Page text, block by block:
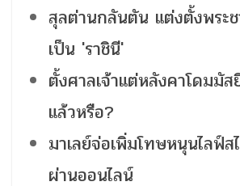
สุลต่านกลันตัน แต่งตั้งพระช
เป็น 'ราชินี'
ตั้งศาลเจ้าแต่หลังคาโดมมั
แล้วหรือ?
มาเลย์จ่อเพิ่มโทษหนุนไลฟ์ส
ผ่านออนไลน์